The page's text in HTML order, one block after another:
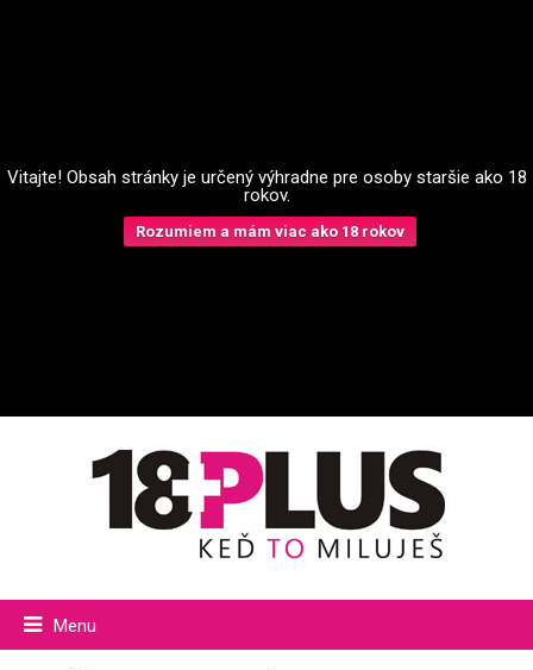
Vitajte! Obsah stránky je určený výhradne pre osoby staršie ako 18
rokov.
Rozumiem a mám viac ako 18 rokov
Menu